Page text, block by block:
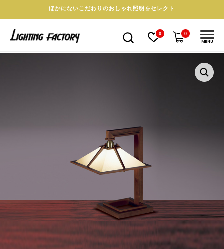
ほかにないこだわりのおしゃれ照明をセレクト
0 0
MENU